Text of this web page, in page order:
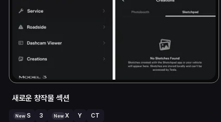
새로운 창작물 섹션
New S 3 New X Y CT